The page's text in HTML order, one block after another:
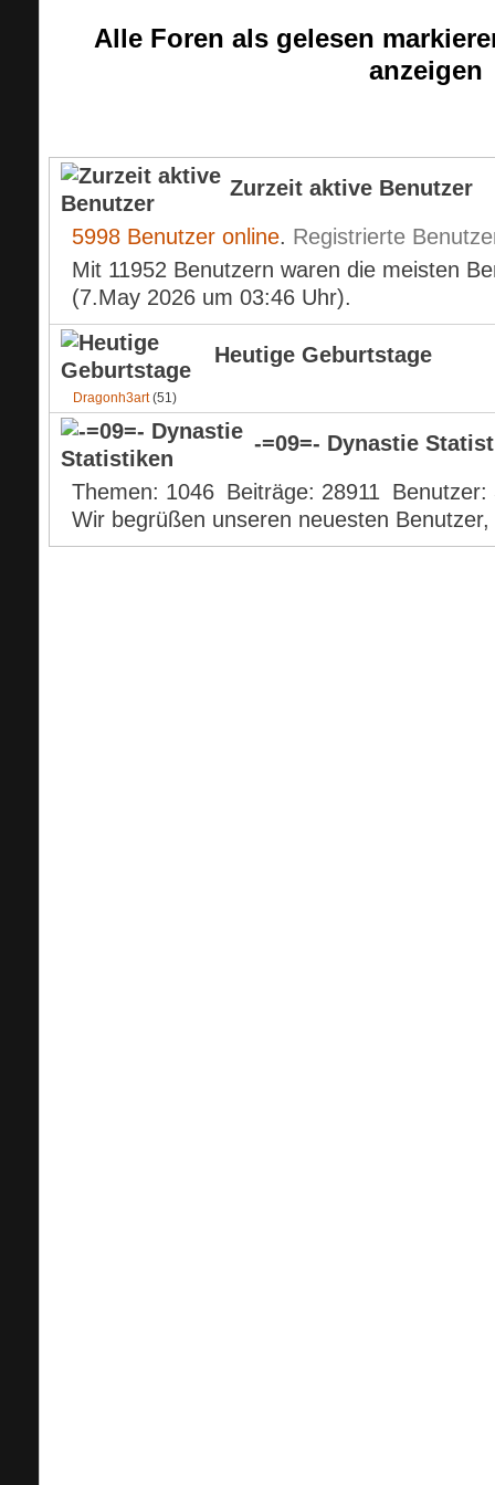
Alle Foren als gelesen
anzeigen
Zurzeit aktive Benutzer
5998 Benutzer online. Registrierte
Mit 11952 Benutzern waren die meisten
(7.May 2026 um 03:46 Uhr).
Heutige Geburtstage
Dragonh3art(51)
-=09=- Dynastie
Themen
1046 Beiträge 28911 Benutzer
Wir begrüßen unseren neuesten Benutzer,